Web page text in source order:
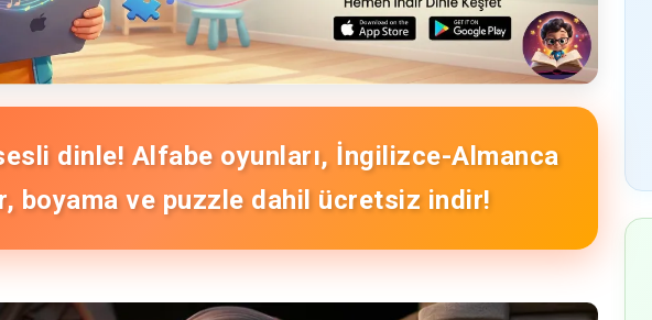
dinle! Alfabe oyunları, İngilizce-Almanca
boyama ve puzzle dahil ücretsiz indir!